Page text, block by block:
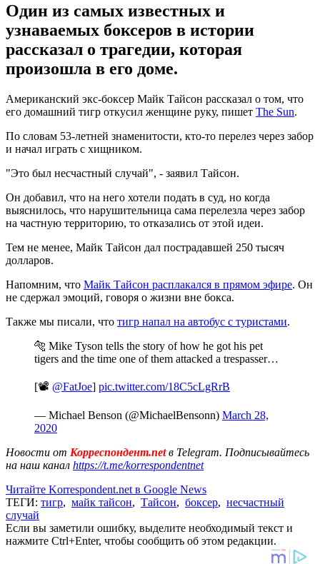
Один из самых известных и
узнаваемых боксеров в истории
рассказал о трагедии, которая
произошла в его доме.
Американский экс-боксер Майк Тайсон рассказал о том, что
его домашний тигр откусил женщине руку, пишет The Sun.
По словам 53-летней знаменитости, кто-то перелез через забор
и начал играть с хищником.
"Это был несчастный случай", - заявил Тайсон.
Он добавил, что на него хотели подать в суд, но когда
выяснилось, что нарушительница сама перелезла через забор
на частную территорию, то отказались от этой идеи.
Тем не менее, Майк Тайсон дал пострадавшей 250 тысяч
долларов.
Напомним, что Майк Тайсон расплакался в прямом эфире. Он
не сдержал эмоций, говоря о жизни вне бокса.
Также мы писали, что тигр напал на автобус с туристами.
🐅 Mike Tyson tells the story of how he got his pet
tigers and the time one of them attacked a trespasser…
[📽️ @FatJoe] pic.twitter.com/18C5cLgRrB
— Michael Benson (@MichaelBensonn) March 28,
2020
Новости от Корреспондент.netв Telegram. Подписывайтесь
на наш канал https://t.me/korrespondentnet
Читайте Korrespondent.net в Google News
ТЕГИ: тигр, майк тайсон, Тайсон, боксер, несчастный
случай
Если вы заметили ошибку, выделите необходимый текст и
нажмите Ctrl+Enter, чтобы сообщить об этом редакции.